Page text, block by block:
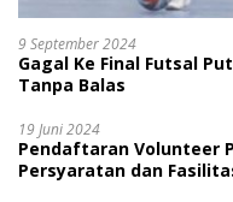
9 September 2024
Gagal Ke Final Futsal
Tanpa Balas
19 Juni 2024
Pendaftaran Volunteer
Persyaratan dan